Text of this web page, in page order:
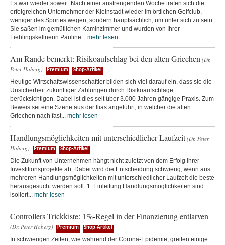
Es war wieder soweit. Nach einer anstrengenden Woche trafen sich die
erfolgreichen Unternehmer der Kleinstadt wieder im örtlichen Golfclub,
weniger des Sportes wegen, sondern hauptsächlich, um unter sich zu sein.
Sie saßen im gemütlichen Kaminzimmer und wurden von Ihrer
Lieblingskellnerin Pauline... mehr lesen
Am Rande bemerkt: Risikoaufschlag bei den alten Griechen (Dr.
Peter Hoberg)
Premium Shop-Artikel
Heutige Wirtschaftswissenschaftler bilden sich viel darauf ein, dass sie die
Unsicherheit zukünftiger Zahlungen durch Risikoaufschläge
berücksichtigen. Dabei ist dies seit über 3.000 Jahren gängige Praxis. Zum
Beweis sei eine Szene aus der Ilias angeführt, in welcher die alten
Griechen nach fast... mehr lesen
Handlungsmöglichkeiten mit unterschiedlicher Laufzeit (Dr. Peter
Hoberg)
Premium Shop-Artikel
Die Zukunft von Unternehmen hängt nicht zuletzt von dem Erfolg ihrer
Investitionsprojekte ab. Dabei wird die Entscheidung schwierig, wenn aus
mehreren Handlungsmöglichkeiten mit unterschiedlicher Laufzeit die beste
herausgesucht werden soll. 1. Einleitung Handlungsmöglichkeiten sind
isoliert... mehr lesen
Controllers Trickkiste: 1%-Regel in der Finanzierung entlarven
(Dr. Peter Hoberg) Premium Shop-Artikel
In schwierigen Zeiten, wie während der Corona-Epidemie, greifen einige